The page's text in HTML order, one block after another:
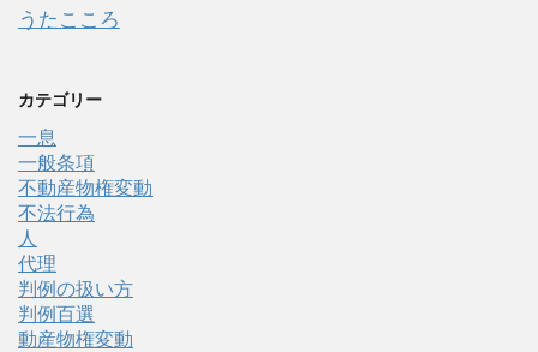
うたこころ
カテゴリー
一息
一般条項
不動産物権変動
不法行為
人
代理
判例の扱い方
判例百選
動産物権変動